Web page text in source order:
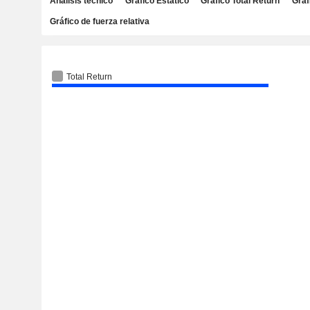
Gráfico de fuerza relativa
Total Return